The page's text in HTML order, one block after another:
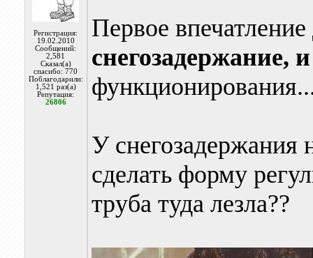
Регистрация:
19.02.2010
Сообщений:
2,581
Сказал(а)
спасибо: 770
Поблагодарили:
1,521 раз(а)
Репутация:
26806
Первое
снегозадержание,
У
сделать форму
труба туда лезла??